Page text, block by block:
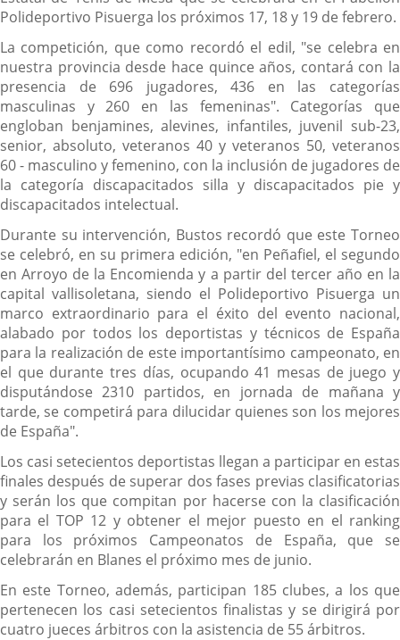
Polideportivo Pisuerga los próximos 17, 18 y 19 de febrero.
La competición, que como recordó el edil, "se celebra en
nuestra provincia desde hace quince años, contará con la
presencia de 696 jugadores, 436 en las categorías
masculinas y 260 en las femeninas". Categorías que
engloban benjamines, alevines, infantiles, juvenil sub-23,
senior, absoluto, veteranos 40 y veteranos 50, veteranos
60 - masculino y femenino, con la inclusión de jugadores de
la categoría discapacitados silla y discapacitados pie y
discapacitados intelectual.
Durante su intervención, Bustos recordó que este Torneo
se celebró, en su primera edición, "en Peñafiel, el segundo
en Arroyo de la Encomienda y a partir del tercer año en la
capital vallisoletana, siendo el Polideportivo Pisuerga un
marco extraordinario para el éxito del evento nacional,
alabado por todos los deportistas y técnicos de España
para la realización de este importantísimo campeonato, en
el que durante tres días, ocupando 41 mesas de juego y
disputándose 2310 partidos, en jornada de mañana y
tarde, se competirá para dilucidar quienes son los mejores
de España".
Los casi setecientos deportistas llegan a participar en estas
finales después de superar dos fases previas clasificatorias
y serán los que compitan por hacerse con la clasificación
para el TOP 12 y obtener el mejor puesto en el ranking
para los próximos Campeonatos de España, que se
celebrarán en Blanes el próximo mes de junio.
En este Torneo, además, participan 185 clubes, a los que
pertenecen los casi setecientos finalistas y se dirigirá por
cuatro jueces árbitros con la asistencia de 55 árbitros.